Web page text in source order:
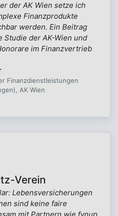
der AK Wien setze ich
Finanzprodukte
werden. Ein Beitrag
Studie der AK-Wien und
im Finanzvertrieb
Finanzdienstleistungen
AK Wien
Verein
Lebensversicherungen
sind keine faire